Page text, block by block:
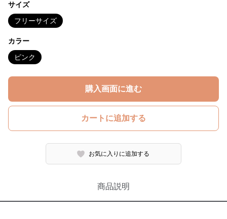
サイズ
フリーサイズ
カラー
ピンク
購入画面に進む
カートに追加する
お気に入りに追加する
商品説明